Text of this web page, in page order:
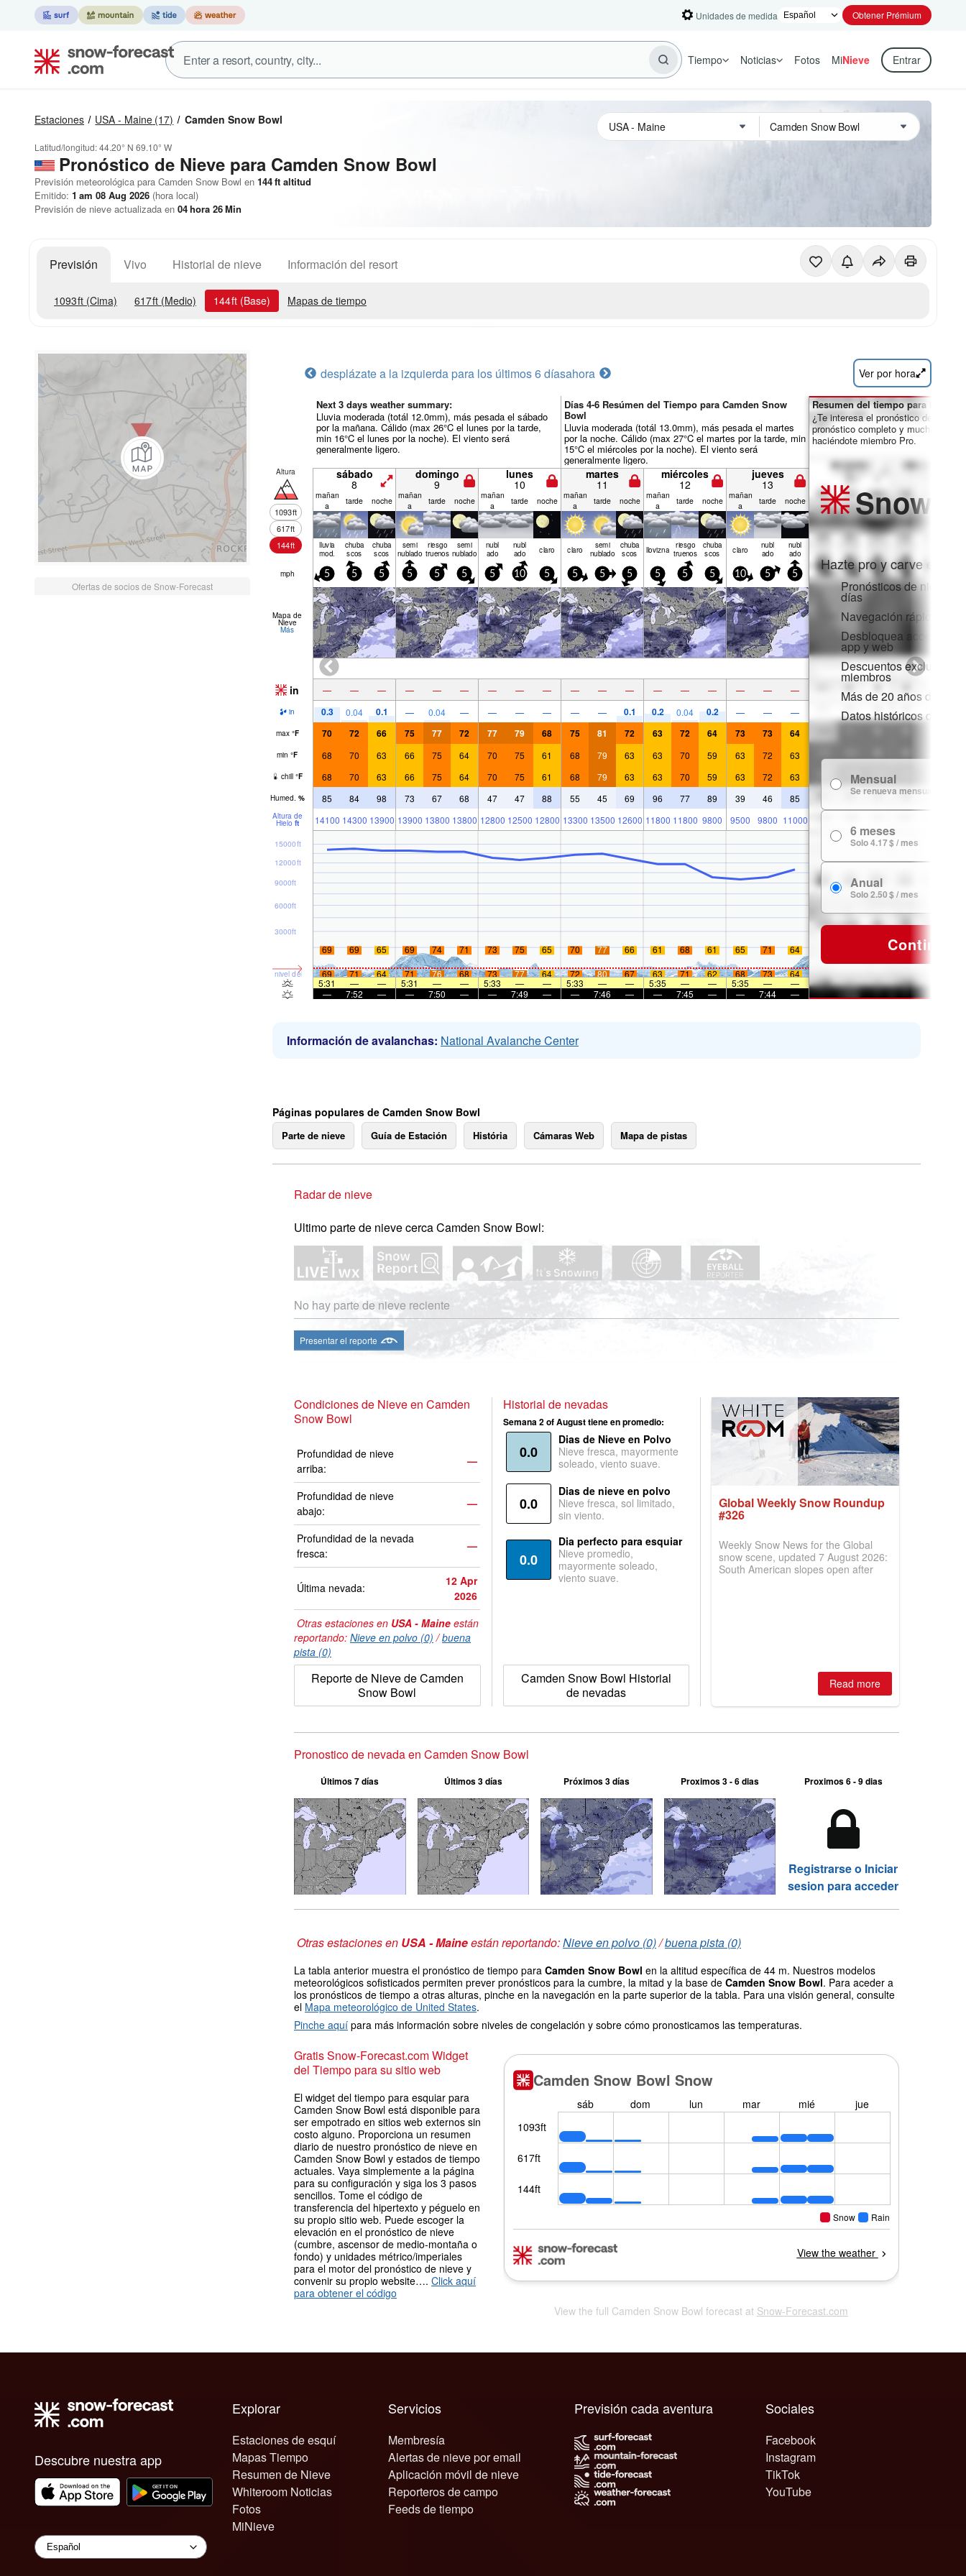
Unidades de medida Obtener Prémium
Tiempo Noticias Fotos MiNieve Entrar
Estaciones USA - Maine (17) Camden Snow Bowl
Latitud/longitud:44.20° N 69.10° W
Pronóstico de Nieve para Camden Snow Bowl
Previsión meteorológica para Camden Snow Bowl en 144ft altitud
Emitido: 1 am 08 Aug 2026 (hora local)
Previsión de nieve actualizada en 04hora 26Min
Previsión Vivo Historial de nieve Información del resort
1093ft (Cima) 617ft (Medio) 144ft (Base) Mapas de tiempo
Ofertas de socios de Snow-Forecast
desplázate a la izquierda para los últimos 6 díasahora Ver por hora
Next 3 days weather summary:
Lluvia moderada (totál 12.0mm), más pesada el sábado
por la mañana. Cálido (max 26°C el lunes por la tarde,
min 16°C el lunes por la noche). El viento será
generalmente ligero.
Días 4-6 Resúmen del Tiempo para Camden Snow
Bowl
Lluvia moderada (totál 13.0mm), más pesada el martes
por la noche. Cálido (max 27°C el martes por la tarde, min
15°C el miércoles por la noche). El viento será
generalmente ligero.
Altura
1093ft
617ft
144ft
sábado
8
domingo
9
lunes
10
martes
11
miércoles
12
jueves
13
mañan
a
tarde noche mañan
a
tarde noche mañan
a
tarde noche mañan
a
tarde noche mañan
a
tarde noche mañan
a
tarde noche
lluvia
mod.
chuba
scos
chuba
scos
semi
nublado
riesgo
truenos
semi
nublado
nubl
ado
nubl
ado claro claro semi
nublado
chuba
scos llov­izna riesgo
truenos
chuba
scos claro nubl
ado
nubl
ado
mph 5 5 5 5 5 5 5 10 5 5 5 5 5 5 5 10 5 5
Mapa de
Nieve
Más
in — — — — — — — — — — — — — — — — — —
in 0.3 0.04 0.1 — 0.04 — — — — — — 0.1 0.2 0.04 0.2 — — —
max °F 70 72 66 75 77 72 77 79 68 75 81 72 63 72 64 73 73 64
min °F 68 70 63 66 75 64 70 75 61 68 79 63 63 70 59 63 72 63
chill °F 68 70 63 66 75 64 70 75 61 68 79 63 63 70 59 63 72 63
Humed. % 85 84 98 73 67 68 47 47 88 55 45 69 96 77 89 39 46 85
Altura de
Hielo ft 14100 14300 13900 13900 13800 13800 12800 12500 12800 13300 13500 12600 11800 11800 9800 9500 9800 11000
nivel del mar
3000ft
6000ft
9000ft
12000ft
15000ft
69 69 65 69 74 71 73 75 65 70 77 66 61 68 61 65 71
64
69
71 64 71 76 68 73 77 64 72 80 67 63 71 62 68 73 64
5:31 — — 5:31 — — 5:33 — — 5:33 — — 5:35 — — 5:35 —
—
—
7:52 — — 7:50 — — 7:49 — — 7:46 — — 7:45 — — 7:44 —
Resumen del tiempo para los días
¿Te interesa el pronóstico de 16
pronóstico completo y muchas más
haciéndote miembro Pro.
Snow
Hazte pro y carve en:
Pronósticos de nieve
días
Navegación rápida sin
Desbloquea acceso
app y web
Descuentos exclusivos
miembros
Más de 20 años de
Datos históricos de
Mensual
Se renueva mensualmente
6 meses
Solo 4.17 $ / mes
Anual
Solo 2.50 $ / mes
Continuar
Información de avalanchas: National Avalanche Center
Páginas populares de Camden Snow Bowl
Parte de nieve Guía de Estación História Cámaras Web Mapa de pistas
Radar de nieve
Ultimo parte de nieve cerca Camden Snow Bowl:
No hay parte de nieve reciente
Presentar el reporte
Condiciones de Nieve en Camden
Snow Bowl
Profundidad de nieve
arriba:
—
Profundidad de nieve
abajo:
—
Profundidad de la nevada
fresca:
—
Última nevada:
12 Apr
2026
Otras estaciones en USA - Maine están
reportando: Nieve en polvo (0) /buena
pista (0)
Reporte de Nieve de Camden
Snow Bowl
Historial de nevadas
Semana 2 of August tiene en promedio:
0.0
Dias de Nieve en Polvo
Nieve fresca, mayormente
soleado, viento suave.
0.0
Dias de nieve en polvo
Nieve fresca, sol limitado,
sin viento.
0.0
Dia perfecto para esquiar
Nieve promedio,
mayormente soleado,
viento suave.
Camden Snow Bowl Historial
de nevadas
Global Weekly Snow Roundup
#326
Weekly Snow News for the Global
snow scene, updated 7 August 2026:
South American slopes open after
Read more
Pronostico de nevada en Camden Snow Bowl
Últimos 7 días Últimos 3 días Próximos 3 días Proximos 3 - 6 dias Proximos 6 - 9 dias
Registrarse o Iniciar
sesion para acceder
Otras estaciones en USA - Maineestán reportando:Nieve en polvo (0)/buena pista (0)
La tabla anterior muestra el pronóstico de tiempo para Camden Snow Bowl en la altitud específica de 44 m. Nuestros modelos
meteorológicos sofisticados permiten prever pronósticos para la cumbre, la mitad y la base de Camden Snow Bowl. Para aceder a
los pronósticos de tiempo a otras alturas, pinche en la navegación en la parte superior de la tabla. Para una visión general, consulte
el Mapa meteorológico de United States.
Pinche aquí para más información sobre niveles de congelación y sobre cómo pronosticamos las temperaturas.
Gratis Snow-Forecast.com Widget
del Tiempo para su sitio web
El widget del tiempo para esquiar para
Camden Snow Bowl está disponible para
ser empotrado en sitios web externos sin
costo alguno. Proporciona un resumen
diario de nuestro pronóstico de nieve en
Camden Snow Bowl y estados de tiempo
actuales. Vaya simplemente a la página
para su configuración y siga los 3 pasos
sencillos. Tome el código de
transferencia del hipertexto y péguelo en
su propio sitio web. Puede escoger la
elevación en el pronóstico de nieve
(cumbre, ascensor de medio-montaña o
fondo) y unidades métrico/imperiales
para el motor del pronóstico de nieve y
convenir su propio website…. Click aquí
para obtener el código
View the full Camden Snow Bowl forecast at Snow-Forecast.com
Descubre nuestra app
Explorar
Estaciones de esquí
Mapas Tiempo
Resumen de Nieve
Whiteroom Noticias
Fotos
MiNieve
Servicios
Membresía
Alertas de nieve por email
Aplicación móvil de nieve
Reporteros de campo
Feeds de tiempo
Sociales
Facebook
Instagram
TikTok
YouTube
Previsión cada aventura